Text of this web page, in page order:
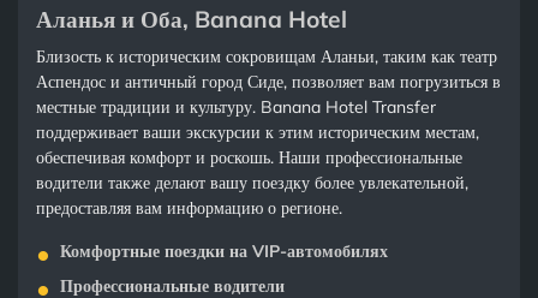
Аланья и Оба, Banana Hotel
Близость к историческим сокровищам Аланьи, таким как театр
Аспендос и античный город Сиде, позволяет вам погрузиться в
местные традиции и культуру. Banana Hotel Transfer
поддерживает ваши экскурсии к этим историческим местам,
обеспечивая комфорт и роскошь. Наши профессиональные
водители также делают вашу поездку более увлекательной,
предоставляя вам информацию о регионе.
Комфортные поездки на VIP-автомобилях
Профессиональные водители